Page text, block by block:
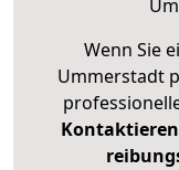
Wenn Sie
Ummerstadt